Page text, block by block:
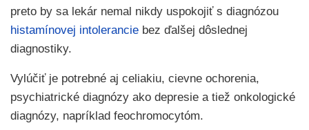
preto by sa lekár nemal nikdy uspokojiť s diagnózou
histamínovej intolerancie bez ďalšej dôslednej
diagnostiky.
Vylúčiť je potrebné aj celiakiu, cievne ochorenia,
psychiatrické diagnózy ako depresie a tiež onkologické
diagnózy, napríklad feochromocytóm.